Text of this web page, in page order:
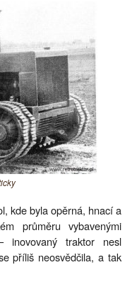
kde byla opěrná, hnací a
průměru vybavenými
inovovaný traktor nesl
příliš neosvědčila, a tak